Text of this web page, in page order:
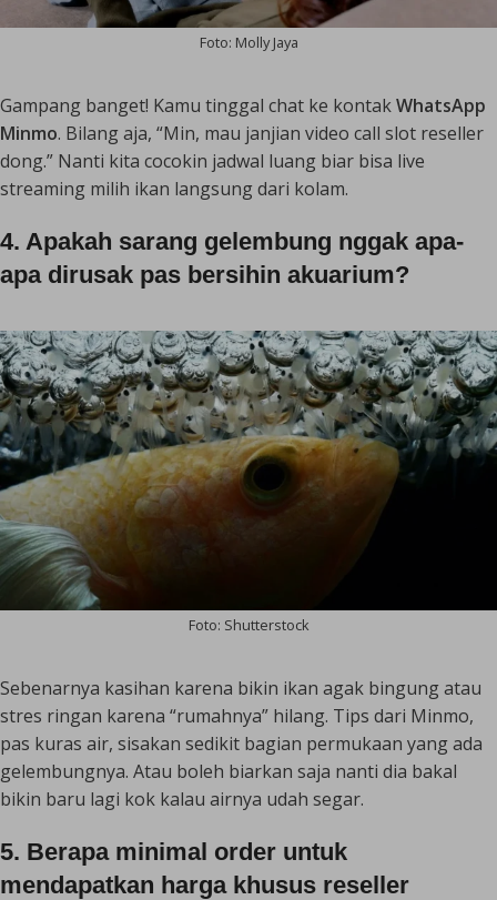
Foto: Molly Jaya
Gampang banget! Kamu tinggal chat ke kontakWhatsApp
Minmo. Bilang aja, “Min, mau janjian video call slot reseller
dong.” Nanti kita cocokin jadwal luang biar bisa live
streaming milih ikan langsung dari kolam.
4. Apakah sarang gelembung nggak apa-
apa dirusak pas bersihin akuarium?
Foto: Shutterstock
Sebenarnya kasihan karena bikin ikan agak bingung atau
stres ringan karena “rumahnya” hilang. Tips dari Minmo,
pas kuras air, sisakan sedikit bagian permukaan yang ada
gelembungnya. Atau boleh biarkan saja nanti dia bakal
bikin baru lagi kok kalau airnya udah segar.
5. Berapa minimal order untuk
mendapatkan harga khusus reseller